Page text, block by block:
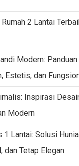
2 Lantai
Modern:
Estetis, dan
Inspirasi
Modern
1 Lantai: Solusi
dan Tetap Elegan